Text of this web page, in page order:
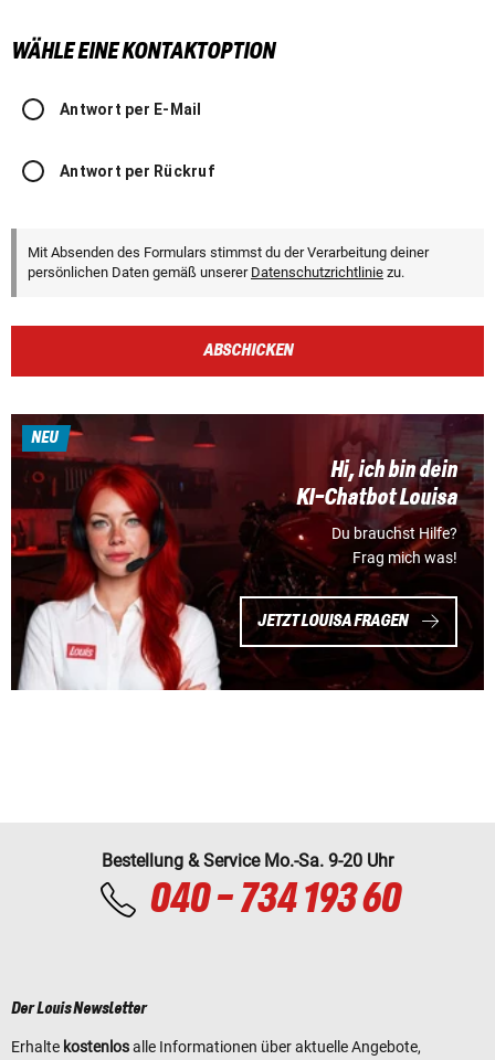
WÄHLE EINE KONTAKTOPTION
Antwort per E-Mail
Antwort per Rückruf
Mit Absenden des Formulars stimmst du der Verarbeitung deiner
persönlichen Daten gemäß unserer Datenschutzrichtlinie zu.
ABSCHICKEN
NEU
Hi, ich bin dein
KI-Chatbot Louisa
Du brauchst Hilfe?
Frag mich was!
JETZT LOUISA FRAGEN
Bestellung & Service Mo.-Sa. 9-20 Uhr
040 - 734 193 60
Der Louis Newsletter
Erhalte kostenlosalle Informationen über aktuelle Angebote,